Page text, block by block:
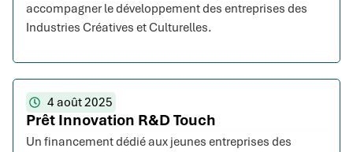
accompagner le développement des entreprises des
Industries Créatives et Culturelles.
4 août 2025
Prêt Innovation R&D Touch
Un financement dédié aux jeunes entreprises des